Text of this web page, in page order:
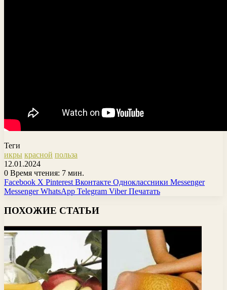
Теги
икры красной польза
12.01.2024
0 Время чтения: 7 мин.
Facebook X Pinterest Вконтакте Одноклассники Messenger
Messenger WhatsApp Telegram Viber Печатать
ПОХОЖИЕ СТАТЬИ